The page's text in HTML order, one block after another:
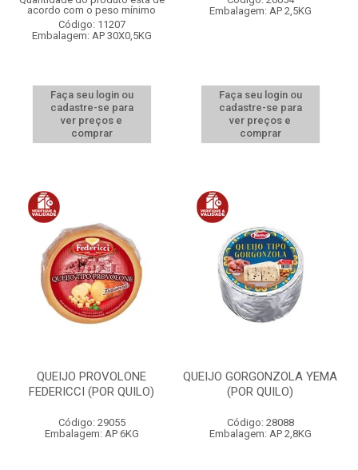
acordo com o peso mínimo
Código: 11207
Embalagem: AP 30X0,5KG
Faça seu login ou
cadastre-se para
ver preços e
comprar
Embalagem: AP 2,5KG
Faça seu login ou
cadastre-se para
ver preços e
comprar
QUEIJO PROVOLONE
FEDERICCI (POR QUILO)
Código: 29055
Embalagem: AP 6KG
QUEIJO GORGONZOLA YEMA
(POR QUILO)
Código: 28088
Embalagem: AP 2,8KG